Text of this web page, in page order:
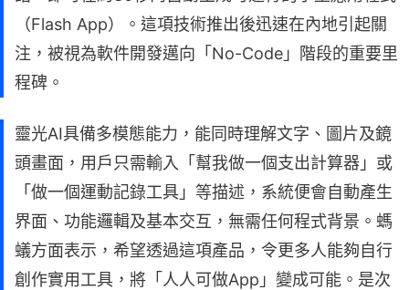
（Flash App）。這項技術推出後迅速在內地引起關
注，被視為軟件開發邁向「No-Code」階段的重要里
程碑。
靈光AI具備多模態能力，能同時理解文字、圖片及鏡
頭畫面，用戶只需輸入「幫我做一個支出計算器」或
「做一個運動記錄工具」等描述，系統便會自動產生
界面、功能邏輯及基本交互，無需任何程式背景。螞
蟻方面表示，希望透過這項產品，令更多人能夠自行
創作實用工具，將「人人可做App」變成可能。是次